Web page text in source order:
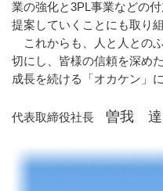
業の強化と3PL事業などの
提案していくことにも取り
これからも、人と人との
切にし、皆様の信頼を深め
成長を続ける「オカケン」
代表取締役社長 曽我 達